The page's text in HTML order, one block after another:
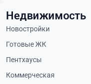
Недвижимость
Новостройки
Готовые ЖК
Пентхаусы
Коммерческая